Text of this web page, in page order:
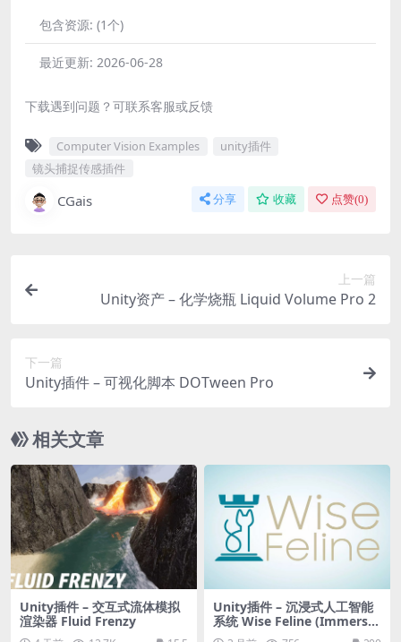
包含资源: (1个)
最近更新: 2026-06-28
下载遇到问题？可联系客服或反馈
Computer Vision Examples
unity插件
镜头捕捉传感插件
CGais 分享 收藏 点赞(0)
上一篇
Unity资产 – 化学烧瓶 Liquid Volume Pro 2
下一篇
Unity插件 – 可视化脚本 DOTween Pro
相关文章
Unity插件 – 交互式流体模拟
渲染器 Fluid Frenzy
Unity插件 – 沉浸式人工智能
系统 Wise Feline (Immersiv
e & Emergent Ultimate Uti